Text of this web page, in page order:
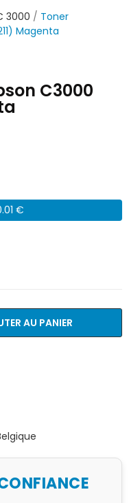
3000
Toner
Magenta
C3000
€
AU PANIER